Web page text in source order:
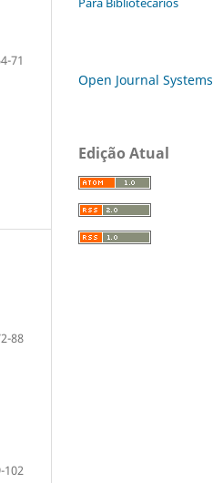
71
88
102
Open Journal Systems
Edição Atual